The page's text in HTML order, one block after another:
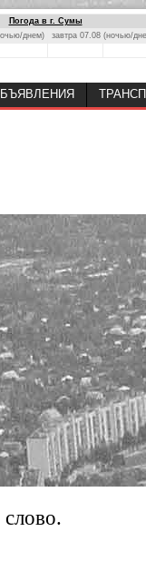
Погода в г. Сумы
днем)
завтра 07.08 (ночью/